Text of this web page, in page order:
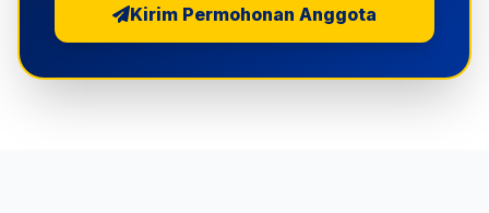
Kirim Permohonan Anggota